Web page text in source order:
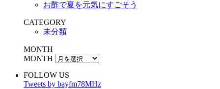
お酢で夏を元気にすごそう
CATEGORY
未分類
MONTH
MONTH
FOLLOW US
Tweets by bayfm78MHz